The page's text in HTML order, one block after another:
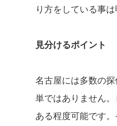
り方をしている事は
見分けるポイント
名古屋には多数の
単ではありません
ある程度可能です